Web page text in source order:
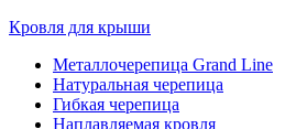
Кровля для крыши
Металлочерепица Grand Line
Натуральная черепица
Гибкая черепица
Наплавляемая кровля